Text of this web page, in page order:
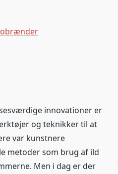
innovationer er
og teknikker til at
var kunstnere
metoder som brug af ild
Men i dag er der